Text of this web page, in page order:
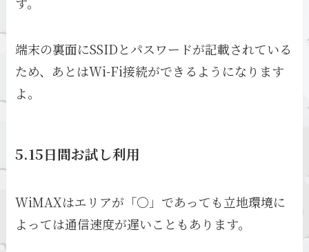
端末の裏面にSSIDとパスワードが記載されている
ため、あとはWi-Fi接続ができるようになります
よ。
5.15日間お試し利用
WiMAXはエリアが「〇」であっても立地環境に
よっては通信速度が遅いこともあります。